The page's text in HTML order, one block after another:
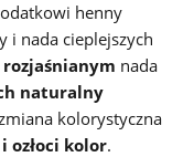
henny
i nada cieplejszych
nada
naturalny
kolorystyczna
ozłoci kolor.